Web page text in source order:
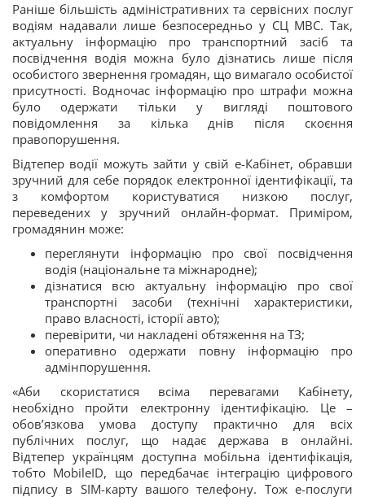
Раніше більшість адміністративних та сервісних послуг
водіям надавали лише безпосередньо у СЦ МВС. Так,
актуальну інформацію про транспортний засіб та
посвідчення водія можна було дізнатись лише після
особистого звернення громадян, що вимагало особистої
присутності. Водночас інформацію про штрафи можна
було одержати тільки у вигляді поштового
повідомлення за кілька днів після скоєння
правопорушення.
Відтепер водії можуть зайти у свій е-Кабінет, обравши
зручний для себе порядок електронної ідентифікації, та
з комфортом користуватися низкою послуг,
переведених у зручний онлайн-формат. Приміром,
громадянин може:
переглянути інформацію про свої посвідчення
водія (національне та міжнародне);
дізнатися всю актуальну інформацію про свої
транспортні засоби (технічні характеристики,
право власності, історії авто);
перевірити, чи накладені обтяження на ТЗ;
оперативно одержати повну інформацію про
адмінпорушення.
«Аби скористатися всіма перевагами Кабінету,
необхідно пройти електронну ідентифікацію. Це –
обов’язкова умова доступу практично для всіх
публічних послуг, що надає держава в онлайні.
Відтепер українцям доступна мобільна ідентифікація,
тобто MobileID, що передбачає інтеграцію цифрового
підпису в SIM-карту вашого телефону. Тож е-послуги